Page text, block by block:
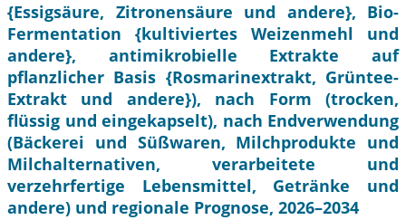
{Essigsäure, Zitronensäure und andere}, Bio-
Fermentation {kultiviertes Weizenmehl und
andere}, antimikrobielle Extrakte auf
pflanzlicher Basis {Rosmarinextrakt, Grüntee-
Extrakt und andere}), nach Form (trocken,
flüssig und eingekapselt), nach Endverwendung
(Bäckerei und Süßwaren, Milchprodukte und
Milchalternativen, verarbeitete und
verzehrfertige Lebensmittel, Getränke und
andere) und regionale Prognose, 2026–2034